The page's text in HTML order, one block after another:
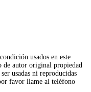
usados en este
de autor original propiedad
usadas ni reproducidas
favor llame al teléfono